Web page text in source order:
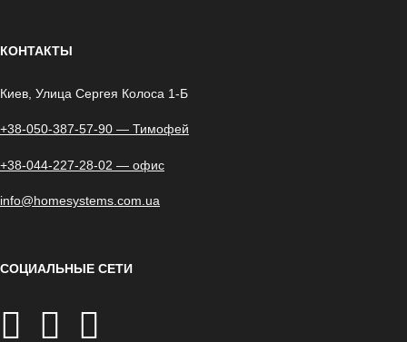
КОНТАКТЫ
Киев, Улица Сергея Колоса 1-Б
+38-050-387-57-90 — Тимофей
+38-044-227-28-02 — офис
info@homesystems.com.ua
СОЦИАЛЬНЫЕ СЕТИ